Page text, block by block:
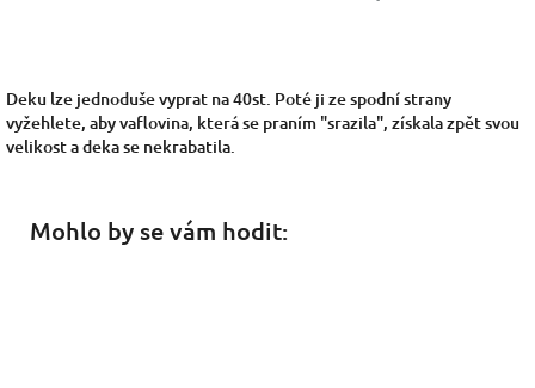
Deku lze jednoduše vyprat na 40st. Poté ji ze spodní strany
vyžehlete, aby vaflovina, která se praním "srazila", získala zpět svou
velikost a deka se nekrabatila.
Mohlo by se vám hodit: